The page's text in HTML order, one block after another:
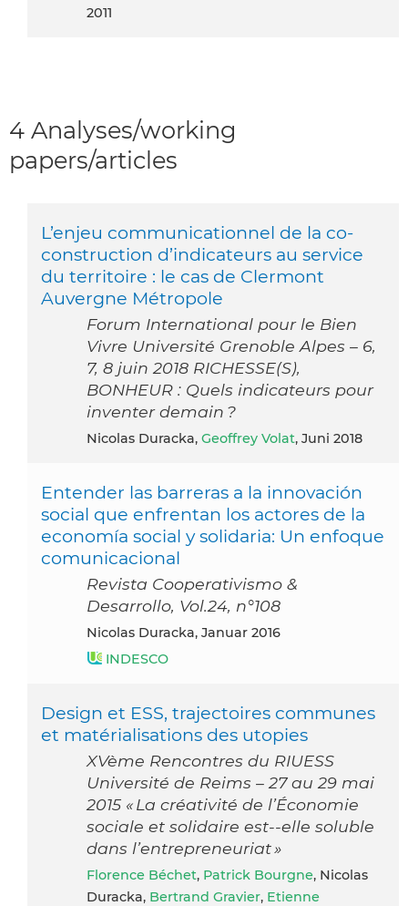
2011
4 Analyses/working
papers/articles
L’enjeu communicationnel de la co-
construction d’indicateurs au service
du territoire : le cas de Clermont
Auvergne Métropole
Forum International pour le Bien
Vivre Université Grenoble Alpes – 6,
7, 8 juin 2018 RICHESSE(S),
BONHEUR : Quels indicateurs pour
inventer demain ?
Nicolas Duracka, Geoffrey Volat, Juni 2018
Entender las barreras a la innovación
social que enfrentan los actores de la
economía social y solidaria: Un enfoque
comunicacional
Revista Cooperativismo &
Desarrollo, Vol.24, n°108
Nicolas Duracka, Januar 2016
INDESCO
Design et ESS, trajectoires communes
et matérialisations des utopies
XVème Rencontres du RIUESS
Université de Reims – 27 au 29 mai
2015 « La créativité de l’Économie
sociale et solidaire est-­‐elle soluble
dans l’entrepreneuriat »
Florence Béchet, Patrick Bourgne, Nicolas
Duracka, Bertrand Gravier, Etienne